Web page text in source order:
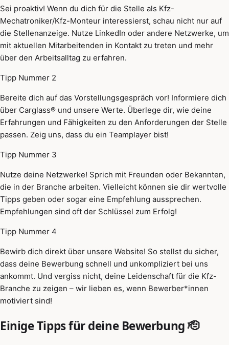
Sei proaktiv! Wenn du dich für die Stelle als Kfz-
Mechatroniker/Kfz-Monteur interessierst, schau nicht nur auf
die Stellenanzeige. Nutze LinkedIn oder andere Netzwerke, um
mit aktuellen Mitarbeitenden in Kontakt zu treten und mehr
über den Arbeitsalltag zu erfahren.
Tipp Nummer 2
Bereite dich auf das Vorstellungsgespräch vor! Informiere dich
über Carglass® und unsere Werte. Überlege dir, wie deine
Erfahrungen und Fähigkeiten zu den Anforderungen der Stelle
passen. Zeig uns, dass du ein Teamplayer bist!
Tipp Nummer 3
Nutze deine Netzwerke! Sprich mit Freunden oder Bekannten,
die in der Branche arbeiten. Vielleicht können sie dir wertvolle
Tipps geben oder sogar eine Empfehlung aussprechen.
Empfehlungen sind oft der Schlüssel zum Erfolg!
Tipp Nummer 4
Bewirb dich direkt über unsere Website! So stellst du sicher,
dass deine Bewerbung schnell und unkompliziert bei uns
ankommt. Und vergiss nicht, deine Leidenschaft für die Kfz-
Branche zu zeigen – wir lieben es, wenn Bewerber*innen
motiviert sind!
Einige Tipps für deine Bewerbung 🫡